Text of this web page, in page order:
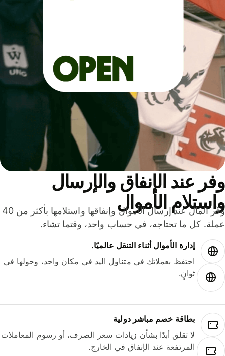
عند الإنفاق والإرسال
الأموال
وفّر المال عند إرسال الأموال وإنفاقها واستلامها بأكثر من 40
كل ما تحتاجه، في حساب واحد، وقتما تشاء.
إدارة الأموال أثناء التنقل عالميًا.
احتفظ بعملاتك في متناول اليد في مكان واحد، وحولها في
ثوانٍ.
بطاقة خصم مباشر دولية
لا تقلق أبدًا بشأن زيادات سعر الصرف، أو رسوم المعاملات
المرتفعة عند الإنفاق في الخارج.